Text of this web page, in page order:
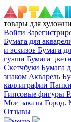
товары для
Войти
Бумага для
и эскизов Бумага
гуаши Бумага
Скетчбуки Бумага
знаком Акварель
каллиграфии
Гипсовые фигуры
Мои заказы Город:
Отзывы